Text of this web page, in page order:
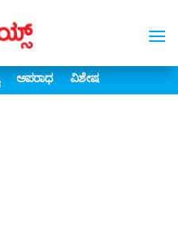
ಅಪರಾಧ ವಿಶೇಷ